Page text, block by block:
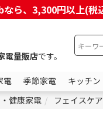
ら、3,300円以上(税
電量販店です。
電 季節家電 キッチ
健康家電 フェイスケア